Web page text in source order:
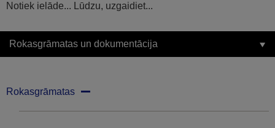
Notiek ielāde... Lūdzu, uzgaidiet...
Rokasgrāmatas un dokumentācija
Rokasgrāmatas